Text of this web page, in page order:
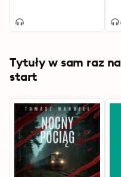
Tytuły w sam raz na
start